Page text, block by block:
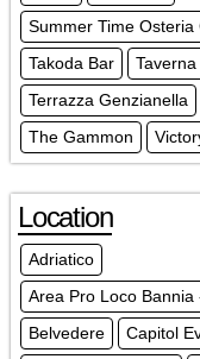
Summer Time Osteria
Takoda Bar
Terrazza Genzianella
The Gammon
Location
Adriatico
Area Pro Loco Bannia
Belvedere
Capitol